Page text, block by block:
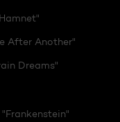
After Another"
Dreams"